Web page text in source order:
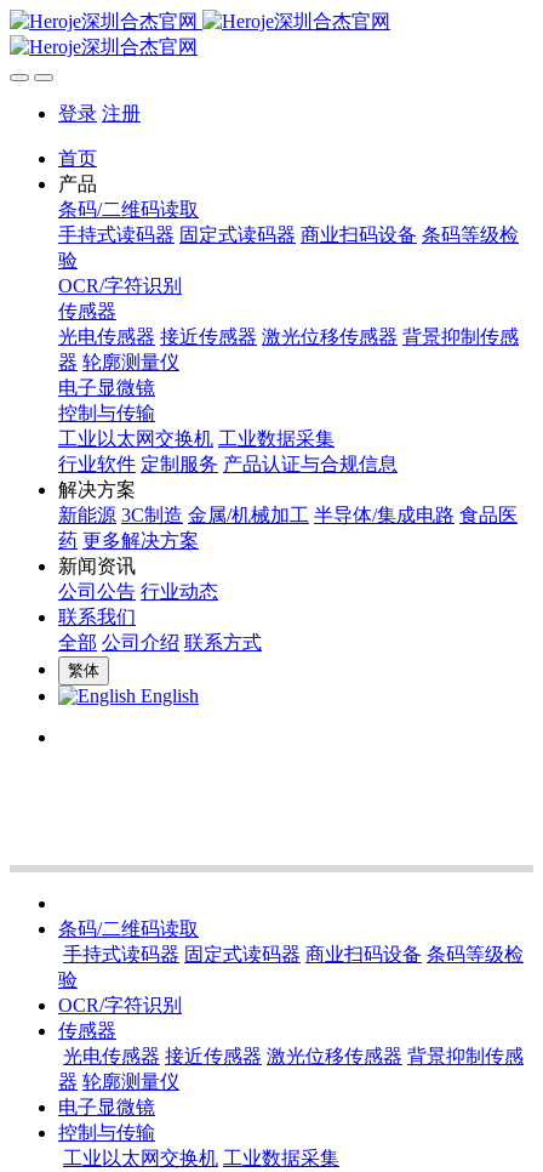
登录 注册
首页
产品
条码/二维码读取
手持式读码器 固定式读码器 商业扫码设备 条码等级检
验
OCR/字符识别
传感器
光电传感器 接近传感器 激光位移传感器 背景抑制传感
器 轮廓测量仪
电子显微镜
控制与传输
工业以太网交换机 工业数据采集
行业软件 定制服务 产品认证与合规信息
解决方案
新能源 3C制造 金属/机械加工 半导体/集成电路 食品医
药 更多解决方案
新闻资讯
公司公告 行业动态
联系我们
全部 公司介绍 联系方式
繁体
English
条码/二维码读取
手持式读码器 固定式读码器 商业扫码设备 条码等级检
验
OCR/字符识别
传感器
光电传感器 接近传感器 激光位移传感器 背景抑制传感
器 轮廓测量仪
电子显微镜
控制与传输
工业以太网交换机 工业数据采集